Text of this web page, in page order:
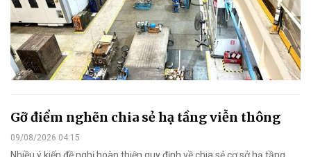
Gỡ điểm nghẽn chia sẻ hạ tầng viễn thông
09/08/2026 04:15